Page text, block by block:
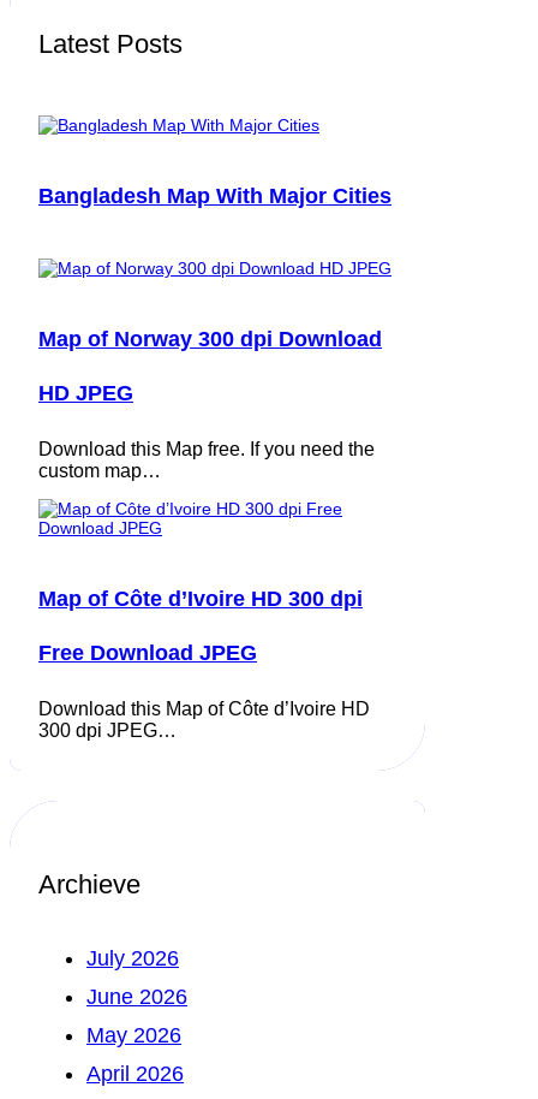
Latest Posts
Bangladesh Map With Major Cities
Map of Norway 300 dpi Download
HD JPEG
Download this Map free. If you need the
custom map…
Map of Côte d’Ivoire HD 300 dpi
Free Download JPEG
Download this Map of Côte d’Ivoire HD
300 dpi JPEG…
Archieve
July 2026
June 2026
May 2026
April 2026